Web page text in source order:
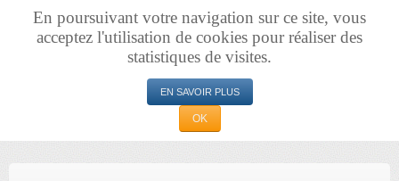
En poursuivant votre navigation sur ce site, vous
acceptez l'utilisation de cookies pour réaliser des
statistiques de visites.
EN SAVOIR PLUS
OK